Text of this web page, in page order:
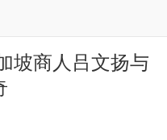
坡商人吕文扬与